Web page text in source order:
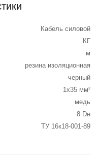
Кабель силовой
КГ
м
резина изоляционная
черный
1х35 мм²
медь
8 Dн
ТУ 16к18-001-89